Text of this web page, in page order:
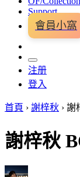
Support
會員小窩
注册
登入
首頁 › 謝梓秋 › 謝
謝梓秋